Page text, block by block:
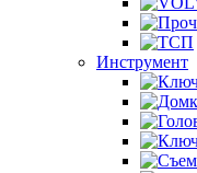
Инструмент